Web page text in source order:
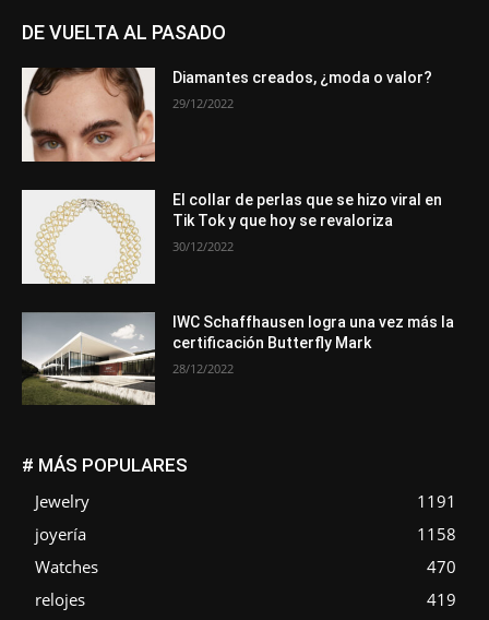
DE VUELTA AL PASADO
Diamantes creados, ¿moda o valor?
29/12/2022
El collar de perlas que se hizo viral en
Tik Tok y que hoy se revaloriza
30/12/2022
IWC Schaffhausen logra una vez más la
certificación Butterfly Mark
28/12/2022
# MÁS POPULARES
Jewelry
1191
joyería
1158
Watches
470
relojes
419